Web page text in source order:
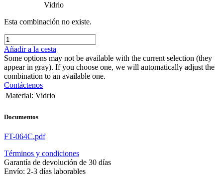
Vidrio
Esta combinación no existe.
Añadir a la cesta
Some options may not be available with the current selection (they
appear in gray). If you choose one, we will automatically adjust the
combination to an available one.
Contáctenos
Material: Vidrio
Documentos
FT-064C.pdf
Términos y condiciones
Garantía de devolución de 30 días
Envío: 2-3 días laborables